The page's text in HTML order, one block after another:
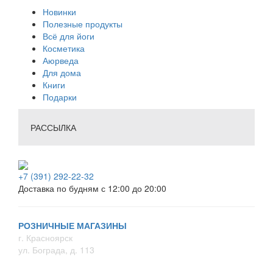
Новинки
Полезные продукты
Всё для йоги
Косметика
Аюрведа
Для дома
Книги
Подарки
РАССЫЛКА
+7 (391) 292-22-32
Доставка по будням с 12:00 до 20:00
РОЗНИЧНЫЕ МАГАЗИНЫ
г. Красноярск
ул. Бограда, д. 113